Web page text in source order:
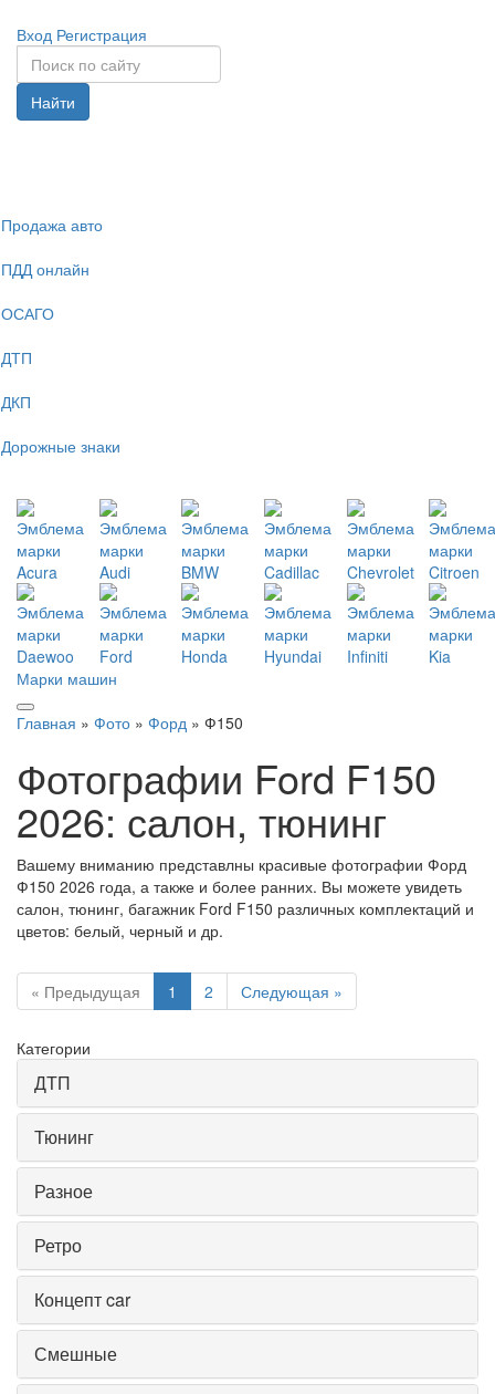
Вход Регистрация
Найти
Продажа авто
ПДД онлайн
ОСАГО
ДТП
ДКП
Дорожные знаки
Марки машин
Главная » Фото » Форд » Ф150
Фотографии Ford F150
2026: салон, тюнинг
Вашему вниманию представлны красивые фотографии Форд
Ф150 2026 года, а также и более ранних. Вы можете увидеть
салон, тюнинг, багажник Ford F150 различных комплектаций и
цветов: белый, черный и др.
« Предыдущая 1 2 Следующая »
Категории
ДТП
Тюнинг
Разное
Ретро
Концепт car
Смешные